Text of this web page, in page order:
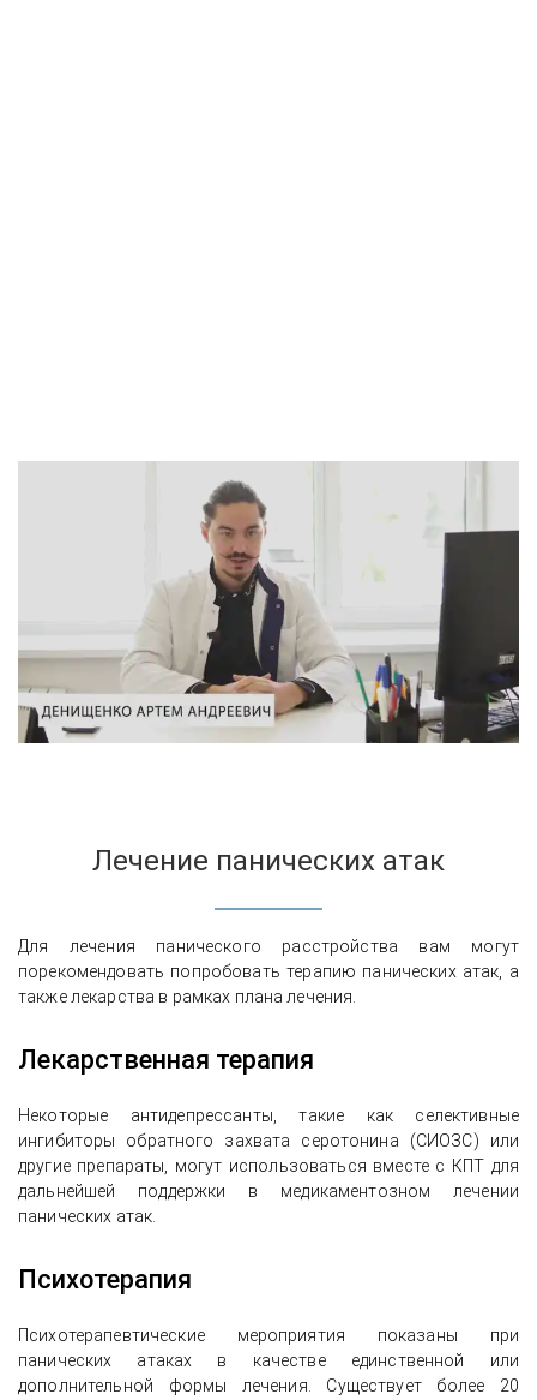
Лечение панических атак
Для лечения панического расстройства вам могут
порекомендовать попробовать терапию панических атак, а
также лекарства в рамках плана лечения.
Лекарственная терапия
Некоторые антидепрессанты, такие как селективные
ингибиторы обратного захвата серотонина (СИОЗС) или
другие препараты, могут использоваться вместе с КПТ для
дальнейшей поддержки в медикаментозном лечении
панических атак.
Психотерапия
Психотерапевтические мероприятия показаны при
панических атаках в качестве единственной или
дополнительной формы лечения. Существует более 20